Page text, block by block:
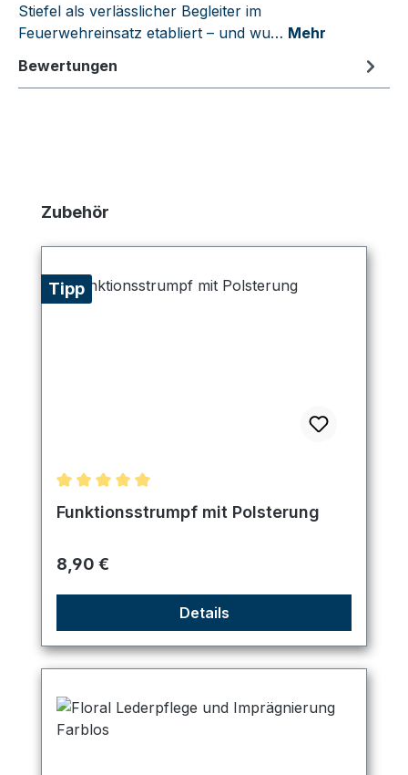
Stiefel als verlässlicher Begleiter im
Feuerwehreinsatz etabliert – und wu… Mehr
Bewertungen
Produktgalerie überspringen
Zubehör
Tipp
Durchschnittliche Bewertung von 5 von 5 Sternen
Funktionsstrumpf mit Polsterung
Regulärer Preis:
8,90 €
Details